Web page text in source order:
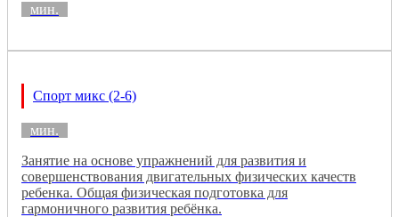
мин.
Спорт микс (2-6)
мин.
Занятие на основе упражнений для развития и
совершенствования двигательных физических качеств
ребенка. Общая физическая подготовка для
гармоничного развития ребёнка.